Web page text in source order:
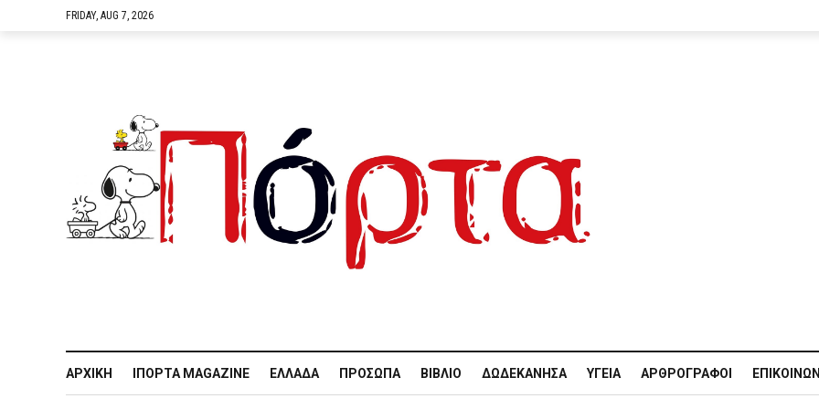
FRIDAY, AUG 7, 2026
ΑΡΧΙΚΉ IΠΌΡΤΑ MAGAZINE ΕΛΛΆΔΑ ΠΡΌΣΩΠΑ ΒΙΒΛΊΟ ΔΩΔΕΚΆΝΗΣΑ ΥΓΕΊΑ ΑΡΘΡΟΓΡΆΦΟΙ